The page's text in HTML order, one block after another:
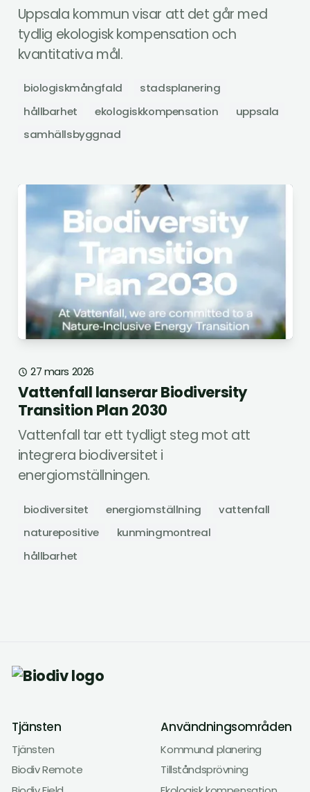
Uppsala kommun visar att det går med
tydlig ekologisk kompensation och
kvantitativa mål.
biologiskmångfald
stadsplanering
hållbarhet
ekologiskkompensation
uppsala
samhällsbyggnad
27 mars 2026
Vattenfall lanserar Biodiversity
Transition Plan 2030
Vattenfall tar ett tydligt steg mot att
integrera biodiversitet i
energiomställningen.
biodiversitet energiomställning
vattenfall
naturepositive
kunmingmontreal
hållbarhet
Tjänsten
Tjänsten
Biodiv Remote
Användningsområden
Kommunal planering
Tillståndsprövning